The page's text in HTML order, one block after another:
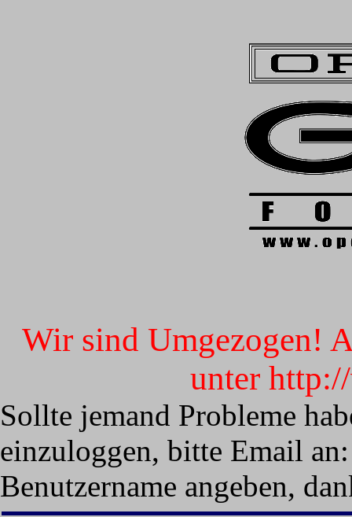
Wir sind Umgezogen!
unter
Sollte jemand Probleme
einzuloggen, bitte Email
Benutzername angeben,